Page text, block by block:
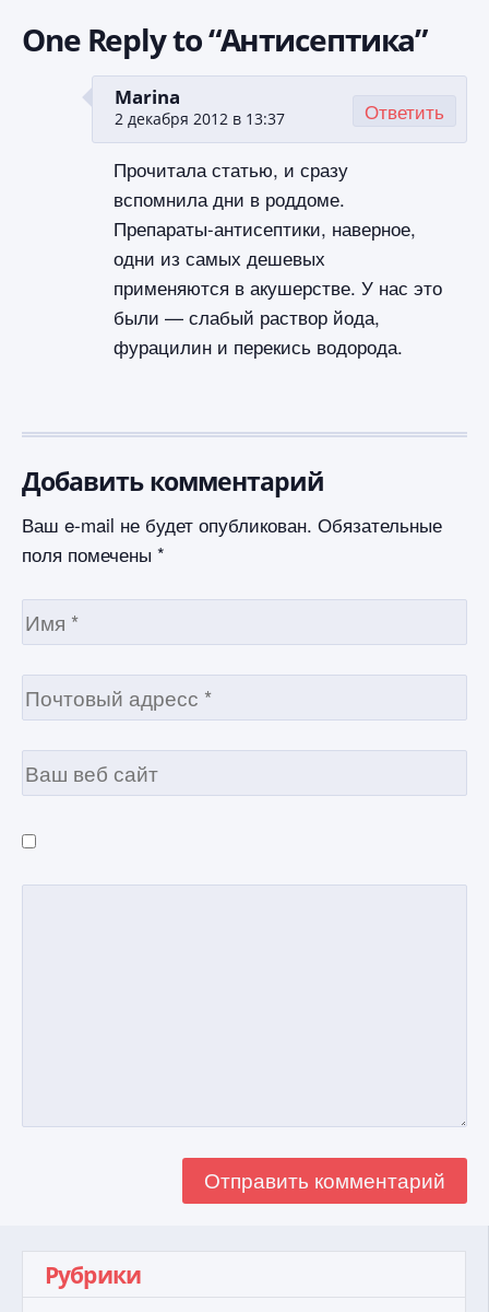
One Reply to “Антисептика”
Marina
2 декабря 2012 в 13:37
Прочитала статью, и сразу
вспомнила дни в роддоме.
Препараты-антисептики, наверное,
одни из самых дешевых
применяются в акушерстве. У нас это
были — слабый раствор йода,
фурацилин и перекись водорода.
Ответить
Добавить комментарий
Ваш e-mail не будет опубликован. Обязательные
поля помечены *
Рубрики